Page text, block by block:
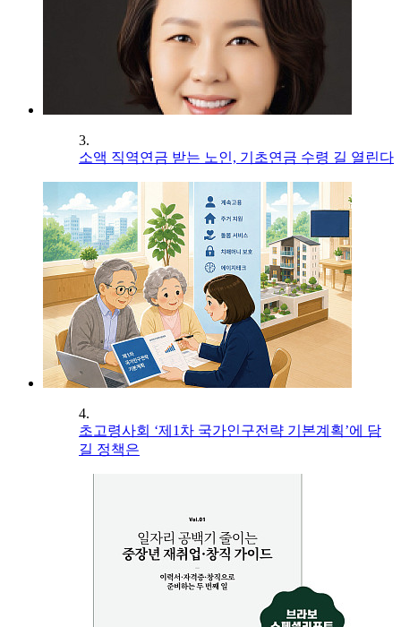
3.
소액 직역연금 받는 노인, 기초연금 수령 길 열린다
4.
초고령사회 ‘제1차 국가인구전략 기본계획’에 담
길 정책은